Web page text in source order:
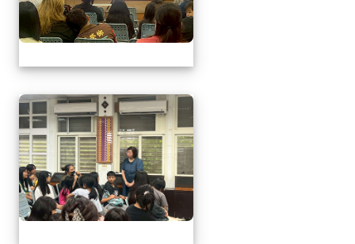
1150509母親節暨親職